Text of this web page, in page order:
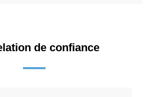
de confiance